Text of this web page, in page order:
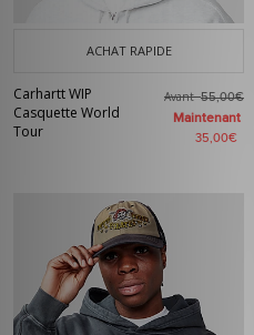
ACHAT RAPIDE
Carhartt WIP
Casquette World
Tour
Avant55,00€
Maintenant
35,00€